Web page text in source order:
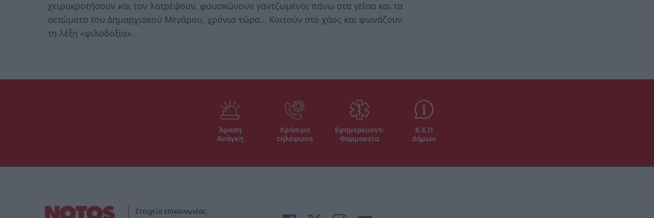
χειροκροτήσουν και τον λατρέψουν, φουσκώνουν γαντζωμένοι πάνω στα γείσα και τα
αετώματα του Δημαρχιακού Μεγάρου, χρόνια τώρα… Κοιτούν στο χάος και φωνάζουν
τη λέξη «φιλοδοξία».
Άμεση
Ανάγκη
Χρήσιμα
τηλέφωνα
Εφημερεύοντα
Φαρμακεία
Κ.Ε.Π
Δήμων
Στοιχεία επικοινωνίας: